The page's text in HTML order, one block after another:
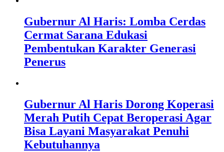
Gubernur Al Haris: Lomba Cerdas
Cermat Sarana Edukasi
Pembentukan Karakter Generasi
Penerus
Gubernur Al Haris Dorong Koperasi
Merah Putih Cepat Beroperasi Agar
Bisa Layani Masyarakat Penuhi
Kebutuhannya